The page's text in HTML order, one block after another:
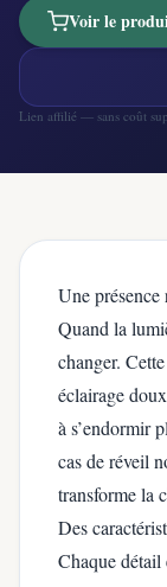
Voir le
Lien affilié — sans coût
Une présence
Quand la
changer.
éclairage
à s’endormir
cas de réveil
transforme la
Des
Chaque détail